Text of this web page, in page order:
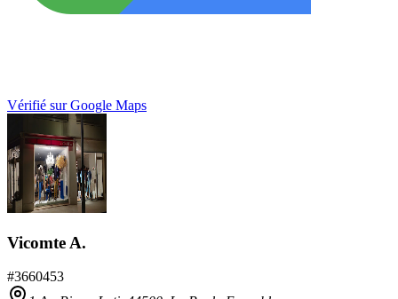
Vérifié sur Google Maps
Vicomte A.
#3660453